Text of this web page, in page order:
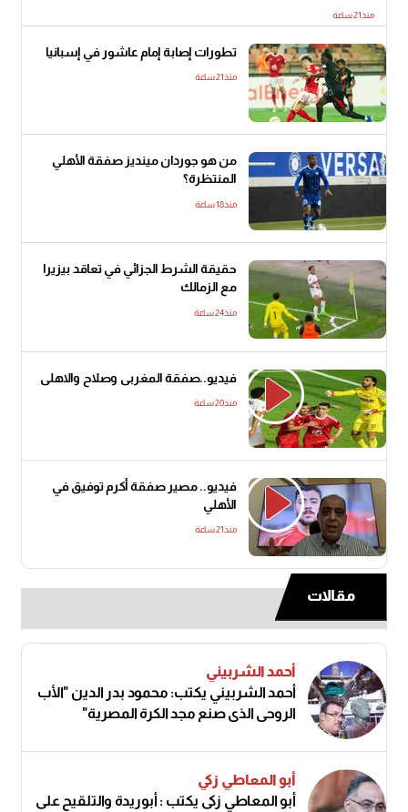
منذ21 ساعة
تطورات إصابة إمام عاشور في إسبانيا
منذ21 ساعة
من هو جوردان مينديز صفقة الأهلي
المنتظرة؟
منذ18 ساعة
حقيقة الشرط الجزائي في تعاقد بيزيرا
مع الزمالك
منذ24 ساعة
فيديو..صفقة المغربى وصلاح والاهلى
منذ20 ساعة
فيديو.. مصير صفقة أكرم توفيق في
الأهلي
منذ21 ساعة
مقالات
أحمد الشربيني
أحمد الشربيني يكتب: محمود بدر الدين "الأب
الروحي الذي صنع مجد الكرة المصرية"
أبو المعاطي زكي
أبو المعاطي زكى يكتب : أبوريدة والتلقيح على